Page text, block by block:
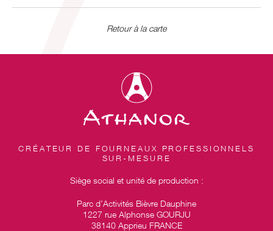
Retour à la carte
CRÉATEUR DE FOURNEAUX PROFESSIONNELS
SUR-MESURE
Siège social et unité de production :
Parc d’Activités Bièvre Dauphine
1227 rue Alphonse GOURJU
38140 Apprieu FRANCE